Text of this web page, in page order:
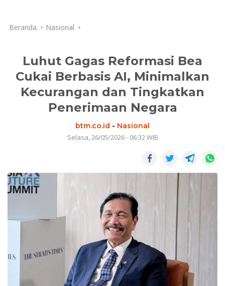
Beranda Nasional
Luhut Gagas Reformasi Bea
Cukai Berbasis AI, Minimalkan
Kecurangan dan Tingkatkan
Penerimaan Negara
btm.co.id - Nasional
Selasa, 26/05/2026 - 06:32 WIB